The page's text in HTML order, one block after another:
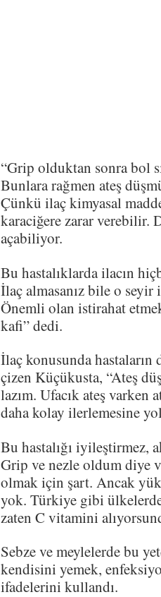
“Grip olduktan sonra bol
Bunlara rağmen ateş
Çünkü ilaç kimyasal
karaciğere zarar verebilir.
açabiliyor.
Bu hastalıklarda ilacın
İlaç almasanız bile o
Önemli olan istirahat
kafi” dedi.
İlaç konusunda
çizen Küçükusta, “Ateş
lazım. Ufacık ateş varken
daha kolay ilerlemesine yol
Bu hastalığı iyileştirmez,
Grip ve nezle oldum diye
olmak için şart. Ancak
yok. Türkiye gibi
zaten C vitamini
Sebze ve meylelerde bu
kendisini yemek,
ifadelerini kullandı.